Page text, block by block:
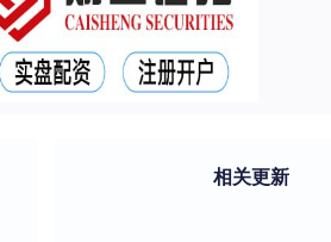
相关更新